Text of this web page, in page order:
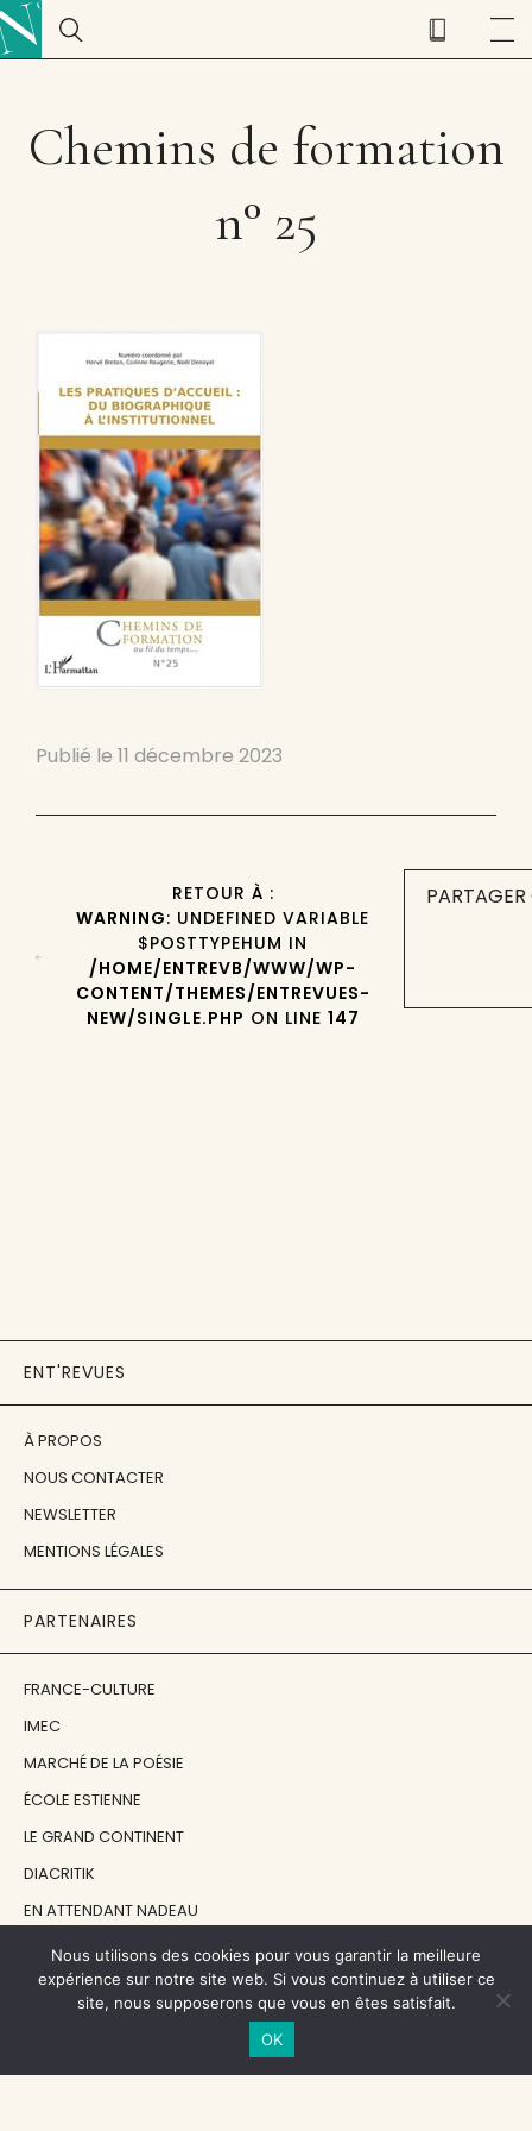
Chemins de formation
n° 25
Publié le 11 décembre 2023
RETOUR À :
WARNING: UNDEFINED VARIABLE
$POSTTYPEHUM IN
/HOME/ENTREVB/WWW/WP-
CONTENT/THEMES/ENTREVUES-
NEW/SINGLE.PHP ON LINE 147
ENT'REVUES
À PROPOS
NOUS CONTACTER
NEWSLETTER
MENTIONS LÉGALES
PARTENAIRES
FRANCE-CULTURE
IMEC
MARCHÉ DE LA POÉSIE
ÉCOLE ESTIENNE
LE GRAND CONTINENT
DIACRITIK
EN ATTENDANT NADEAU
NOS SOUTIENS
Nous utilisons des cookies pour vous garantir la meilleure
expérience sur notre site web. Si vous continuez à utiliser ce
site, nous supposerons que vous en êtes satisfait.
OK